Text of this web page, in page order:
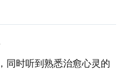
同时听到熟悉治愈心灵的